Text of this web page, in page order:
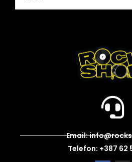
Email:
Telefon: +387 62